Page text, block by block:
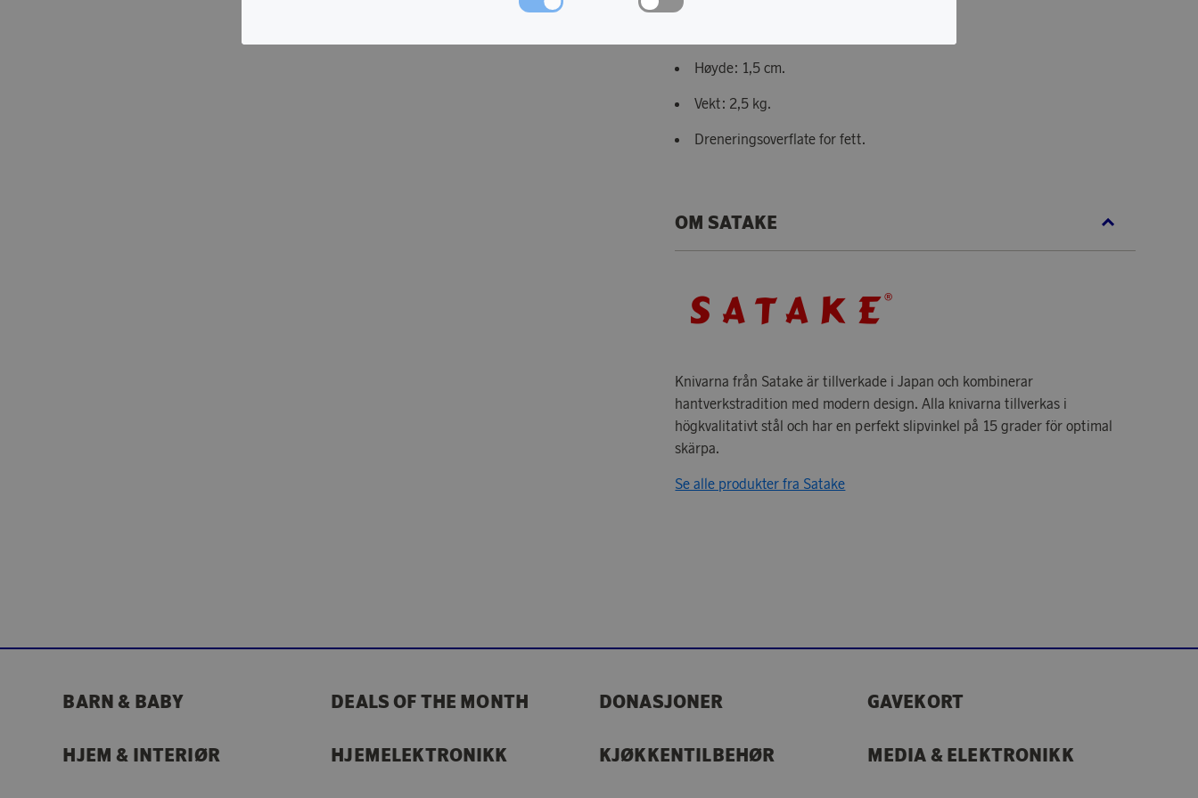
Høyde: 1,5 cm.
Vekt: 2,5 kg.
Dreneringsoverflate for fett.
OM SATAKE
Knivarna från Satake är tillverkade i Japan och kombinerar
hantverkstradition med modern design. Alla knivarna tillverkas i
högkvalitativt stål och har en perfekt slipvinkel på 15 grader för optimal
skärpa.
Se alle produkter fra Satake
BARN & BABY DEALS OF THE MONTH DONASJONER GAVEKORT
HJEM & INTERIØR HJEMELEKTRONIKK KJØKKENTILBEHØR MEDIA & ELEKTRONIKK